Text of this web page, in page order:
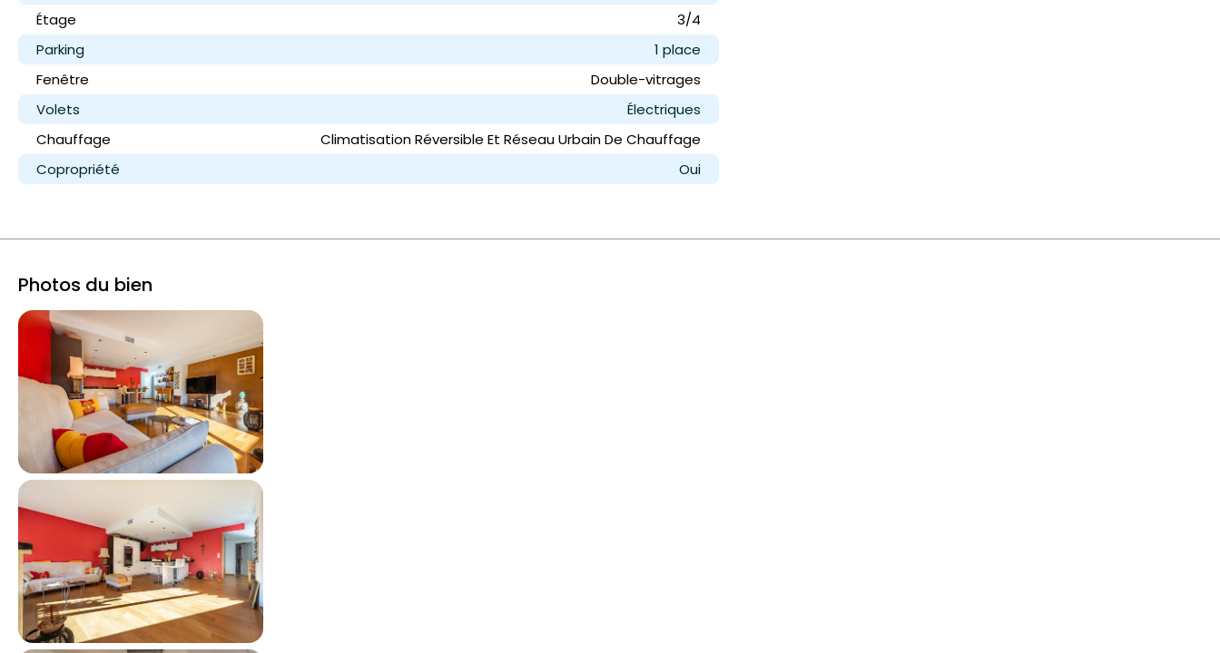
Étage
3/4
Parking
1 place
Fenêtre
Double-vitrages
Volets
Électriques
Chauffage
Climatisation Réversible Et Réseau Urbain De Chauffage
Copropriété
Oui
Photos du bien